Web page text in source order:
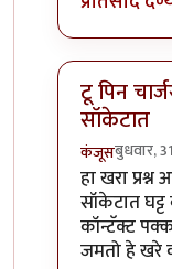
टू पिन
सॉकेटात
कंजूसबुधवार,
In reply to
हा खरा
सॉकेटात
कॉन्टॅक्ट
जमतो हे खरे